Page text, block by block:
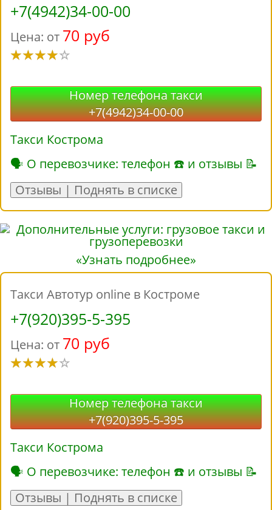
+7(4942)34-00-00
Цена: от 70 руб
Номер телефона такси
+7(4942)34-00-00
Такси Кострома
🗣 О перевозчике: телефон ☎ и отзывы 📝
Отзывы | Поднять в списке
«Узнать подробнее»
Такси Автотур online в Костроме
+7(920)395-5-395
Цена: от 70 руб
Номер телефона такси
+7(920)395-5-395
Такси Кострома
🗣 О перевозчике: телефон ☎ и отзывы 📝
Отзывы | Поднять в списке